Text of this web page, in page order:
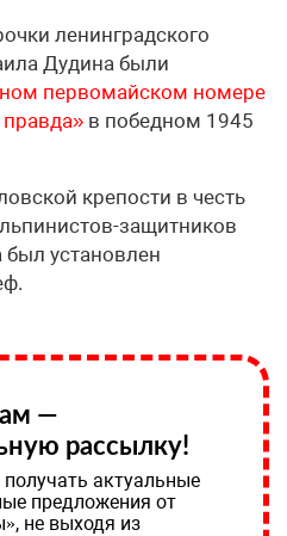
ленинградского
Дудина были
первомайском номере
правда» в победном 1945
крепости в честь
защитников
был установлен
—
рассылку!
актуальные
предложения от
не выходя из